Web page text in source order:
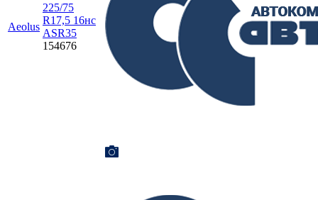
Aeolus
225/75
R17,5 16нc
ASR35
154676